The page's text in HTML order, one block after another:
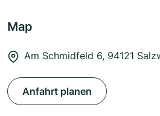
Map
Am Schmidfeld 6, 94121
Anfahrt planen